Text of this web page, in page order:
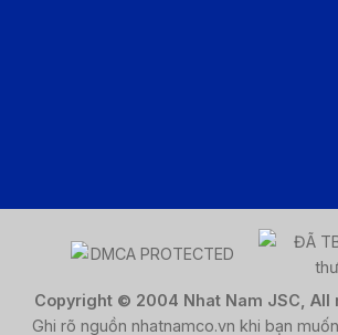
Copyright © 2004 Nhat Nam JSC, All
Ghi rõ nguồn nhatnamco.vn khi bạn muốn